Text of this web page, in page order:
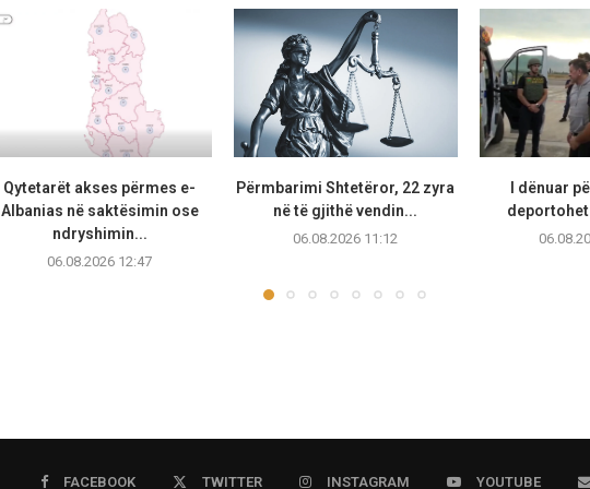
Qytetarët akses përmes e-
Albanias në saktësimin ose
ndryshimin...
06.08.2026 12:47
Përmbarimi Shtetëror, 22 zyra
në të gjithë vendin...
06.08.2026 11:12
I dënuar
deportohet
FACEBOOK TWITTER INSTAGRAM YOUTUBE